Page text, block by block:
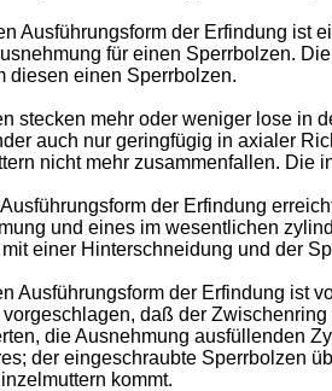
Ausführungsform der Erfindung ist
für einen Sperrbolzen.
diesen einen Sperrbolzen.
stecken mehr oder weniger lose in
auch nur geringfügig in axialer
nicht mehr zusammenfallen. Die
Ausführungsform der Erfindung
und eines im wesentlichen
einer Hinterschneidung und der
Ausführungsform der Erfindung ist
daß der
die Ausnehmung ausfüllenden
der eingeschraubte Sperrbolzen
kommt.